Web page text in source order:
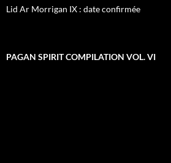
Lid Ar Morrigan IX : date confirmée
PAGAN SPIRIT COMPILATION VOL. VI